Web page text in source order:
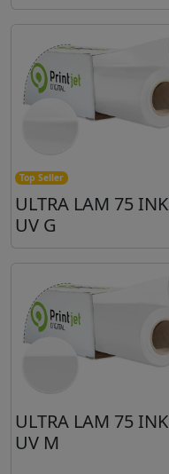
Top Seller
ULTRA LAM 75 INK
UV G
ULTRA LAM 75 INK
UV M